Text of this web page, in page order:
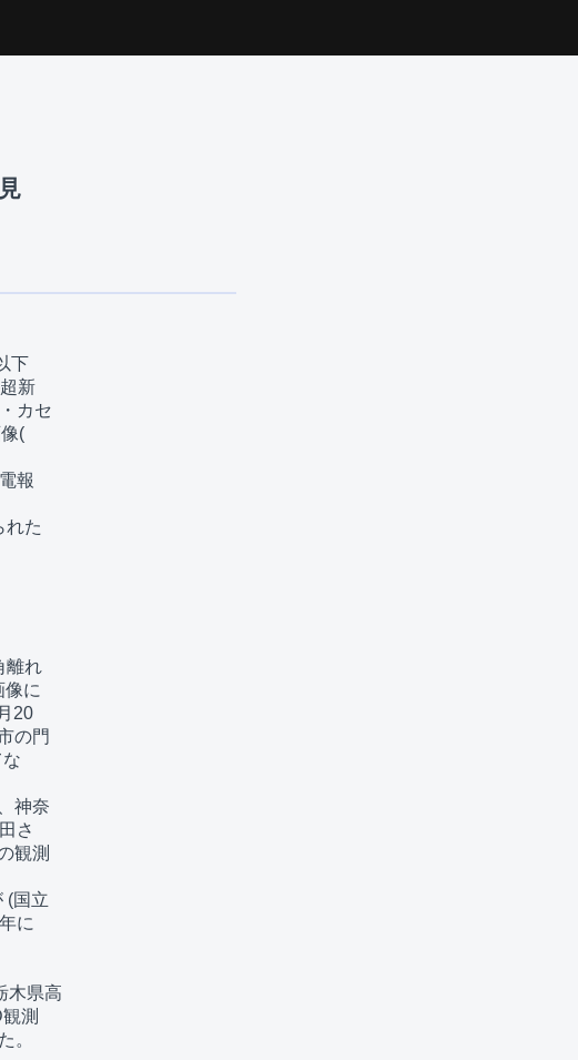
下
新
カセ
(
報
れた
離れ
に
20
の門
神奈
さ
観測
(国立
に
木県高
測
。